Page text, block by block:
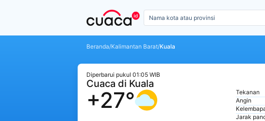
Beranda/Kalimantan Barat/Kuala
Diperbarui pukul 01:05 WIB
Cuaca di Kuala
+27° Tekanan
Angin
Jarak